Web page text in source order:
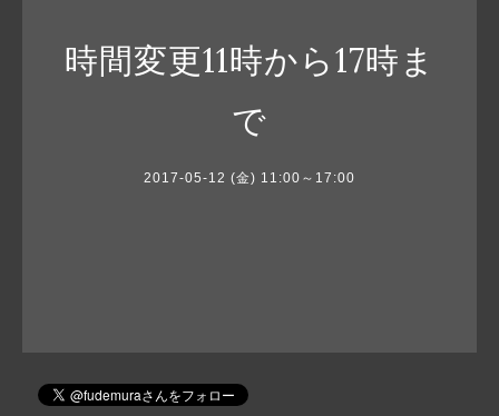
時間変更11時から17時ま
で
2017-05-12 (金) 11:00～17:00